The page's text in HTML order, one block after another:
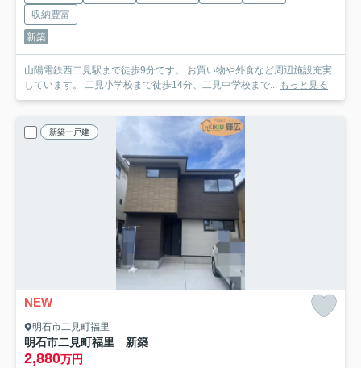
収納豊富
新築
山陽電鉄西二見駅まで徒歩9分です。 お買い物や外食など周辺施設充実
しています。 二見小学校まで徒歩14分、二見中学校まで...
もっと見る
新築一戸建
NEW
明石市二見町福里
明石市二見町福里 新築
2,880万円